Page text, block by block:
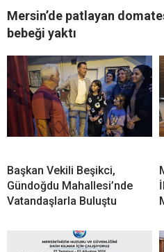
Mersin’de patlayan
bebeği yaktı
Başkan Vekili Beşikci,
Gündoğdu Mahallesi’nde
Vatandaşlarla Buluştu